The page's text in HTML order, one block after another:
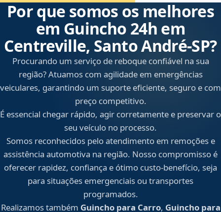
Por que somos os melhores
em Guincho 24h em
Centreville, Santo André‑SP?
Procurando um serviço de reboque confiável na sua
região? Atuamos com agilidade em emergências
veiculares, garantindo um suporte eficiente, seguro e com
preço competitivo.
É essencial chegar rápido, agir corretamente e preservar o
seu veículo no processo.
Somos reconhecidos pelo atendimento em remoções e
assistência automotiva na região. Nosso compromisso é
oferecer rapidez, confiança e ótimo custo-benefício, seja
para situações emergenciais ou transportes
programados.
Realizamos também Guincho para Carro, Guincho para